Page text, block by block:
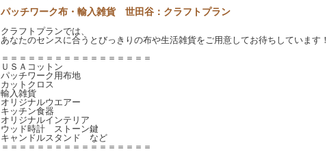
パッチワーク布・輸入雑貨 世田谷：クラフトプラン
クラフトプランでは、
あなたのセンスに合うとびっきりの布や生活雑貨をご用意してお待ちしています！
＝＝＝＝＝＝＝＝＝＝＝＝＝＝＝＝＝
ＵＳＡコットン
パッチワーク用布地
カットクロス
輸入雑貨
オリジナルウエアー
キッチン食器
オリジナルインテリア
ウッド時計 ストーン鍵
キャンドルスタンド など
＝＝＝＝＝＝＝＝＝＝＝＝＝＝＝＝＝